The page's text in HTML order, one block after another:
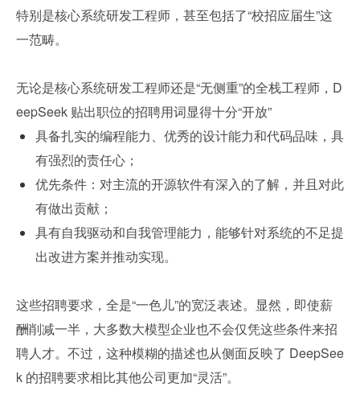
特别是核心系统研发工程师，甚至包括了“校招应届生”这
一范畴。
无论是核心系统研发工程师还是“无侧重”的全栈工程师，D
eepSeek 贴出职位的招聘用词显得十分“开放”
具备扎实的编程能力、优秀的设计能力和代码品味，具
有强烈的责任心；
优先条件：对主流的开源软件有深入的了解，并且对此
有做出贡献；
具有自我驱动和自我管理能力，能够针对系统的不足提
出改进方案并推动实现。
这些招聘要求，全是“一色儿”的宽泛表述。显然，即使薪
酬削减一半，大多数大模型企业也不会仅凭这些条件来招
聘人才。不过，这种模糊的描述也从侧面反映了 DeepSee
k 的招聘要求相比其他公司更加“灵活”。